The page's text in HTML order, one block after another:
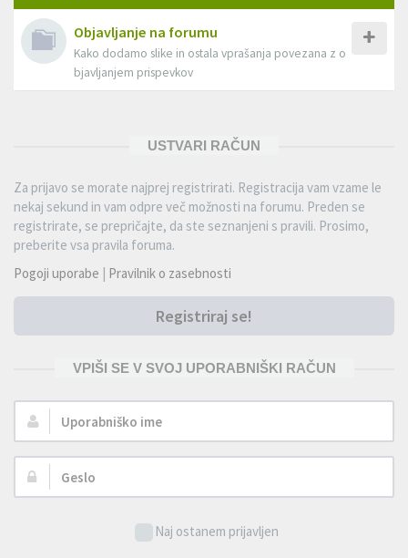
Objavljanje na forumu
Kako dodamo slike in ostala vprašanja povezana z o
bjavljanjem prispevkov
USTVARI RAČUN
Za prijavo se morate najprej registrirati. Registracija vam vzame le
nekaj sekund in vam odpre več možnosti na forumu. Preden se
registrirate, se prepričajte, da ste seznanjeni s pravili. Prosimo,
preberite vsa pravila foruma.
Pogoji uporabe | Pravilnik o zasebnosti
Registriraj se!
VPIŠI SE V SVOJ UPORABNIŠKI RAČUN
Uporabniško
ime:
Geslo:
Naj ostanem prijavljen